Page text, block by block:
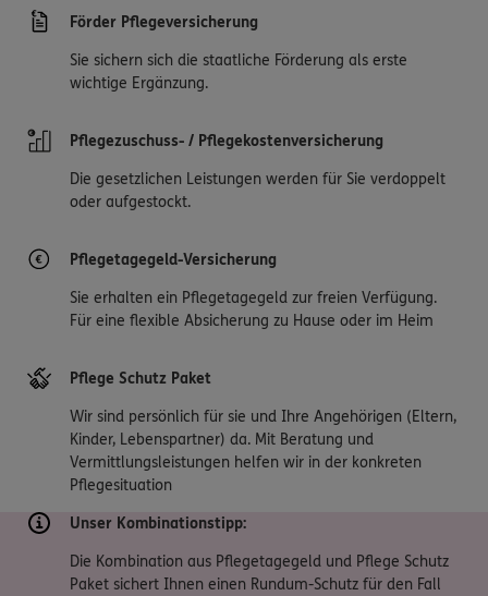
Förder Pflegeversicherung
Sie sichern sich die staatliche Förderung als erste
wichtige Ergänzung.
Pflegezuschuss- / Pflegekostenversicherung
Die gesetzlichen Leistungen werden für Sie verdoppelt
oder aufgestockt.
Pflegetagegeld-Versicherung
Sie erhalten ein Pflegetagegeld zur freien Verfügung.
Für eine flexible Absicherung zu Hause oder im Heim
Pflege Schutz Paket
Wir sind persönlich für sie und Ihre Angehörigen (Eltern,
Kinder, Lebenspartner) da. Mit Beratung und
Vermittlungsleistungen helfen wir in der konkreten
Pflegesituation
Unser Kombinationstipp:
Die Kombination aus Pflegetagegeld und Pflege Schutz
Paket sichert Ihnen einen Rundum-Schutz für den Fall